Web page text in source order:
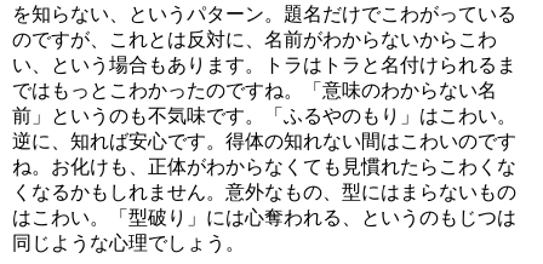
を知らない、というパターン。題名だけでこわがっている
のですが、これとは反対に、名前がわからないからこわ
い、という場合もあります。トラはトラと名付けられるま
ではもっとこわかったのですね。「意味のわからない名
前」というのも不気味です。「ふるやのもり」はこわい。
逆に、知れば安心です。得体の知れない間はこわいのです
ね。お化けも、正体がわからなくても見慣れたらこわくな
くなるかもしれません。意外なもの、型にはまらないもの
はこわい。「型破り」には心奪われる、というのもじつは
同じような心理でしょう。